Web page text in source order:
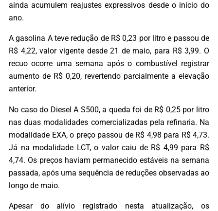
ainda acumulem reajustes expressivos desde o início do
ano.
A gasolina A teve redução de R$ 0,23 por litro e passou de
R$ 4,22, valor vigente desde 21 de maio, para R$ 3,99. O
recuo ocorre uma semana após o combustível registrar
aumento de R$ 0,20, revertendo parcialmente a elevação
anterior.
No caso do Diesel A S500, a queda foi de R$ 0,25 por litro
nas duas modalidades comercializadas pela refinaria. Na
modalidade EXA, o preço passou de R$ 4,98 para R$ 4,73.
Já na modalidade LCT, o valor caiu de R$ 4,99 para R$
4,74. Os preços haviam permanecido estáveis na semana
passada, após uma sequência de reduções observadas ao
longo de maio.
Apesar do alívio registrado nesta atualização, os